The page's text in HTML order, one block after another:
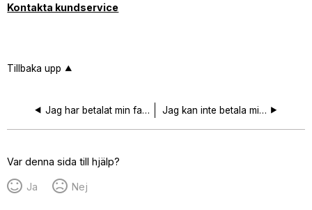
Kontakta kundservice
Tillbaka upp
Jag har betalat min faktura för sent - vad gör jag? Jag kan inte betala min faktura, kan jag få hjälp?
Var denna sida till hjälp?
Ja Nej